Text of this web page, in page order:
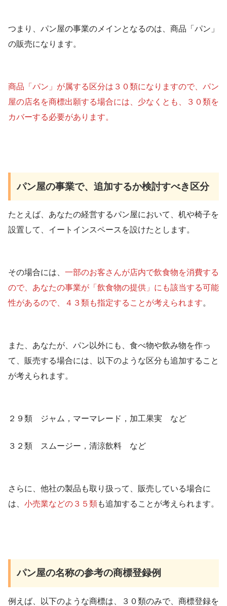
つまり、パン屋の事業のメインとなるのは、商品「パン」
の販売になります。
商品「パン」が属する区分は３０類になりますので、パン
屋の店名を商標出願する場合には、少なくとも、３０類を
カバーする必要があります。
パン屋の事業で、追加するか検討すべき区分
たとえば、あなたの経営するパン屋において、机や椅子を
設置して、イートインスペースを設けたとします。
その場合には、 一部のお客さんが店内で飲食物を消費する
ので、あなたの事業が「飲食物の提供」にも該当する可能
性があるので、４３類も指定することが考えられます。
また、あなたが、パン以外にも、食べ物や飲み物を作っ
て、販売する場合には、以下のような区分も追加すること
が考えられます。
２９類 ジャム，マーマレード，加工果実 など
３２類 スムージー，清涼飲料 など
さらに、他社の製品も取り扱って、販売している場合に
は、 小売業などの３５類も追加することが考えられます。
パン屋の名称の参考の商標登録例
例えば、以下のような商標は、３０類のみで、商標登録を